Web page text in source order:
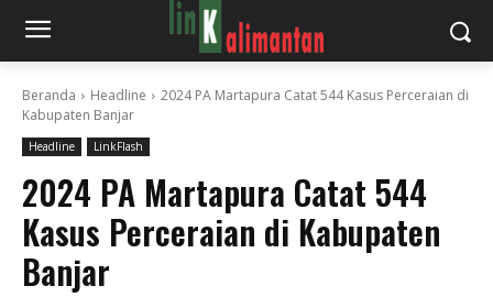
Beranda Headline
2024 PA Martapura Catat 544 Kasus Perceraian di
Kabupaten Banjar
Headline LinkFlash
2024 PA Martapura Catat 544
Kasus Perceraian di Kabupaten
Banjar